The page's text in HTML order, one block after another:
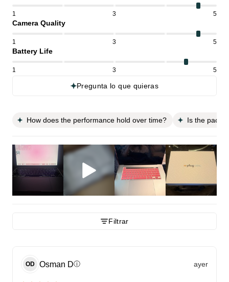
1 3 5
Camera Quality
1 3 5
Battery Life
1 3 5
Pregunta lo que quieras
How does the performance hold over time? Is the
Filtrar
OD Osman Dⓘ ayer